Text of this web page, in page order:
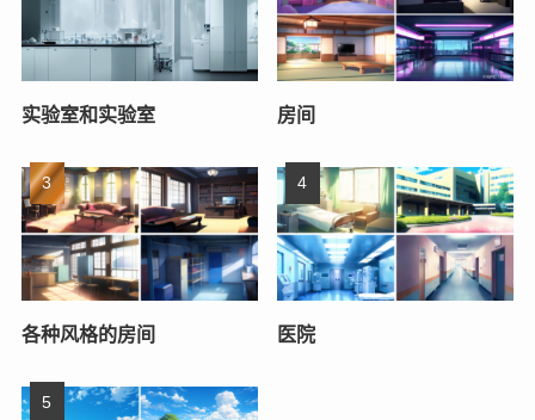
实验室和实验室 房间
各种风格的房间 医院